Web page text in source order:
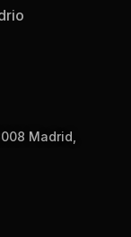
Madrid,